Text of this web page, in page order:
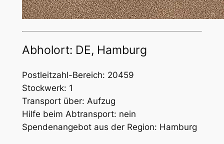
Abholort: DE, Hamburg
Postleitzahl-Bereich: 20459
Stockwerk: 1
Transport über: Aufzug
Hilfe beim Abtransport: nein
Spendenangebot aus der Region: Hamburg